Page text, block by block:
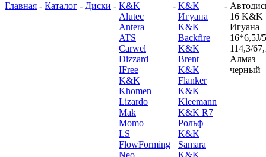
Главная - Каталог - Диски - K&K
Alutec
Antera
ATS
Carwel
Dizzard
IFree
K&K
Khomen
Lizardo
Mak
Momo
LS
FlowForming
Neo
- K&K
Игуана
K&K
Backfire
K&K
Brent
K&K
Flanker
K&K
Kleemann
K&K R7
Рольф
K&K
Samara
K&K
-
16 K&K
Игуана
16*6,5J/
114,3/
Алмаз
черный